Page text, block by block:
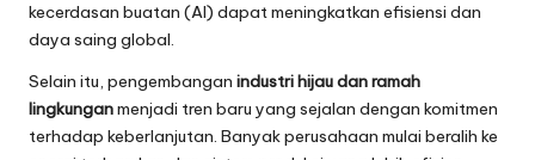
kecerdasan buatan (AI) dapat meningkatkan efisiensi dan
daya saing global.
Selain itu, pengembangan industri hijau dan ramah
lingkunganmenjadi tren baru yang sejalan dengan komitmen
terhadap keberlanjutan. Banyak perusahaan mulai beralih ke